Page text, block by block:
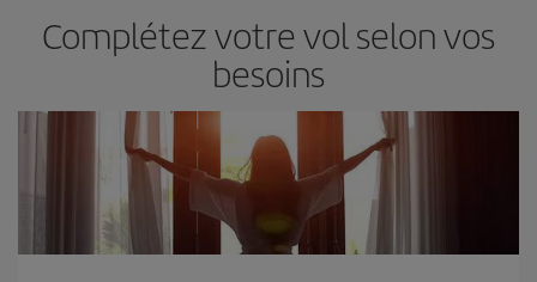
Complétez votre vol selon vos
besoins